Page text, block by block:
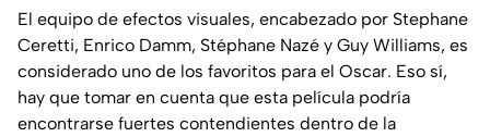
El equipo de efectos visuales, encabezado por Stephane
Ceretti, Enrico Damm, Stéphane Nazé y Guy Williams, es
considerado uno de los favoritos para el Oscar. Eso sí,
hay que tomar en cuenta que esta película podría
encontrarse fuertes contendientes dentro de la